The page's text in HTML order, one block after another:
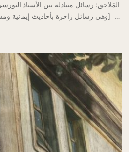
وهي رسائل زاخرة بأحاديث إيمانية ومشاعر صادقة وإرشادات حكيمة] …